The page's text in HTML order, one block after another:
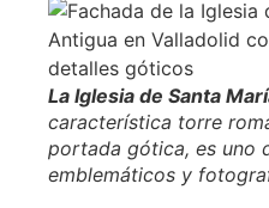
La Iglesia de Santa
característica torre
portada gótica, es uno
emblemáticos y